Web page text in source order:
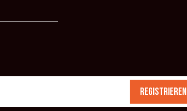
REGISTRIEREN